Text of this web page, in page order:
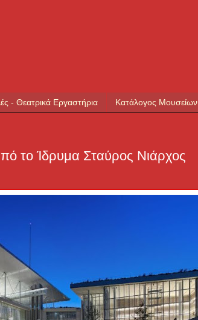
- Θεατρικά Εργαστήρια Κατάλογος Μουσείων
το Ίδρυμα Σταύρος Νιάρχος